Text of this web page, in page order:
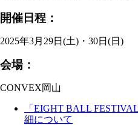
開催日程：
2025年3月29日(土)・30日(日)
会場：
CONVEX岡山
「EIGHT BALL
細について